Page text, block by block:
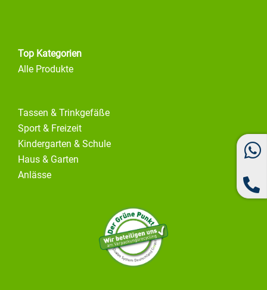
Top Kategorien
Alle Produkte
Tassen & Trinkgefäße
Sport & Freizeit
Kindergarten & Schule
Haus & Garten
Anlässe